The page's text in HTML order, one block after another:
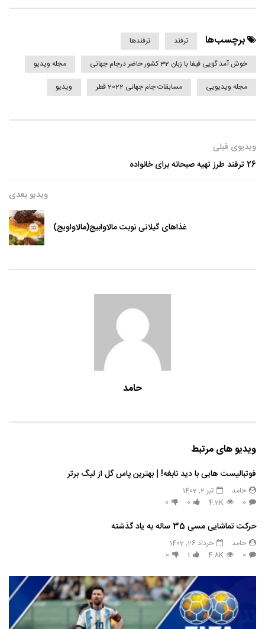
برچسب‌ها ترفند
ترفندها
خوش آمد گویی فیفا با زبان 32 کشور حاضر درجام جهانی
مجله ویدیو
مجله ویدیویی
مسابقات جام جهانی 2022 قطر ویدیو
ویدیوی قبلی
26 ترفند طرز تهیه صبحانه برای خانواده
ویدیو بعدی
غذاهای گیلانی نوبت مالاوابیج(مالاواویج)
حامد
ویدیو های مرتبط
فوتبالیست هایی با دید نابغه! | بهترین پاس گل از لیگ برتر
حامد
تیر 2, 1402
0
4.2K
0
0
حرکت تماشایی مسی 35 ساله به یاد گذشته
حامد
خرداد 26, 1402
0
4.8K
1
0